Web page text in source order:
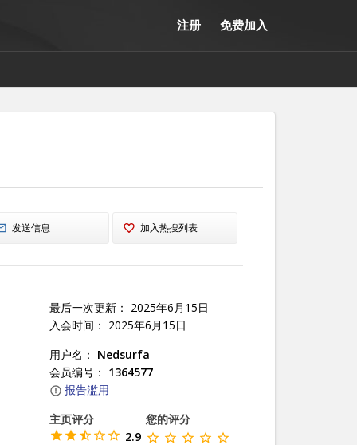
注册 免费加入
发送信息 加入热搜列表
最后一次更新： 2025年6月15日
入会时间： 2025年6月15日
用户名： Nedsurfa
会员编号： 1364577
报告滥用
主页评分
2.9
您的评分